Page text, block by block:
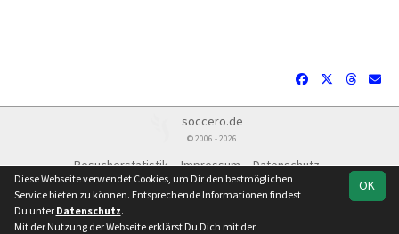
soccero.de
© 2006 - 2026
Besucherstatistik Impressum
Datenschutz
OK
Diese Webseite verwendet Cookies, um Dir den bestmöglichen
Service bieten zu können. Entsprechende Informationen findest
Du unter Datenschutz.
Mit der Nutzung der Webseite erklärst Du Dich mit der